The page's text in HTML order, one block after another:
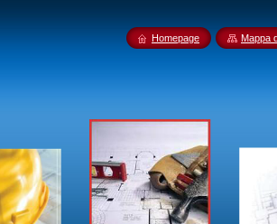
Homepage Mappa